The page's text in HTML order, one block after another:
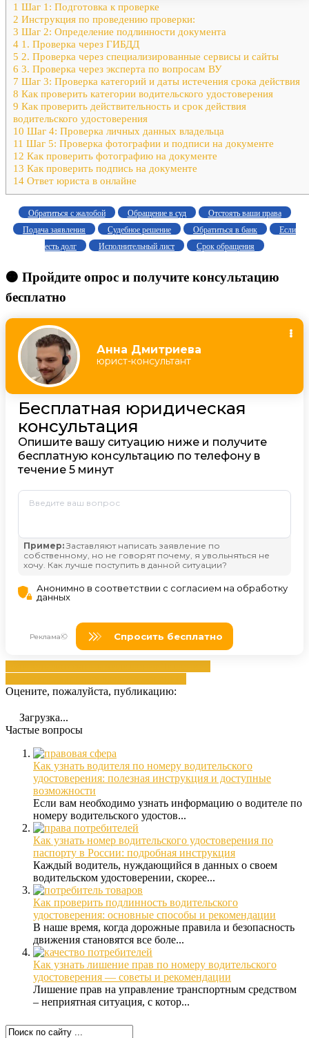
1 Шаг 1: Подготовка к проверке
2 Инструкция по проведению проверки:
3 Шаг 2: Определение подлинности документа
4 1. Проверка через ГИБДД
5 2. Проверка через специализированные сервисы и сайты
6 3. Проверка через эксперта по вопросам ВУ
7 Шаг 3: Проверка категорий и даты истечения срока действия
8 Как проверить категории водительского удостоверения
9 Как проверить действительность и срок действия
водительского удостоверения
10 Шаг 4: Проверка личных данных владельца
11 Шаг 5: Проверка фотографии и подписи на документе
12 Как проверить фотографию на документе
13 Как проверить подпись на документе
14 Ответ юриста в онлайне
Обратиться с жалобой Обращение в суд
Отстоять ваши права
Подача заявления
Судебное решение Обратиться в банк
Если
есть долг
Исполнительный лист Срок обращения
🟠 Пройдите опрос и получите консультацию
бесплатно
Оцените, пожалуйста, публикацию:
Загрузка...
Частые вопросы
Как узнать водителя по номеру водительского
удостоверения: полезная инструкция и доступные
возможности
Если вам необходимо узнать информацию о водителе по
номеру водительского удостов...
Как узнать номер водительского удостоверения по
паспорту в России: подробная инструкция
Каждый водитель, нуждающийся в данных о своем
водительском удостоверении, скорее...
Как проверить подлинность водительского
удостоверения: основные способы и рекомендации
В наше время, когда дорожные правила и безопасность
движения становятся все боле...
Как узнать лишение прав по номеру водительского
удостоверения — советы и рекомендации
Лишение прав на управление транспортным средством
– неприятная ситуация, с котор...